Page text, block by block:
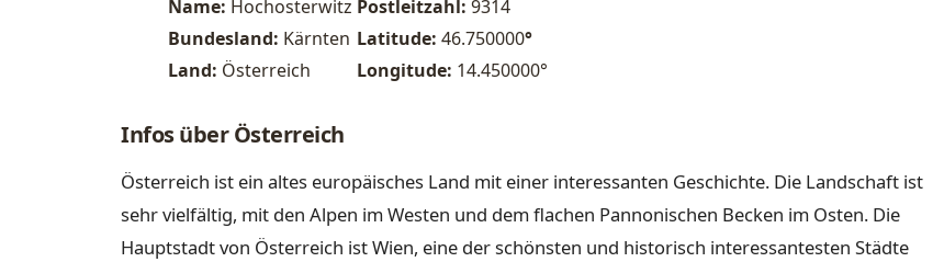
Name: Hochosterwitz Postleitzahl: 9314
Bundesland: Kärnten Latitude: 46.750000°
Land: Österreich Longitude: 14.450000°
Infos über Österreich
Österreich ist ein altes europäisches Land mit einer interessanten Geschichte. Die Landschaft ist
sehr vielfältig, mit den Alpen im Westen und dem flachen Pannonischen Becken im Osten. Die
Hauptstadt von Österreich ist Wien, eine der schönsten und historisch interessantesten Städte